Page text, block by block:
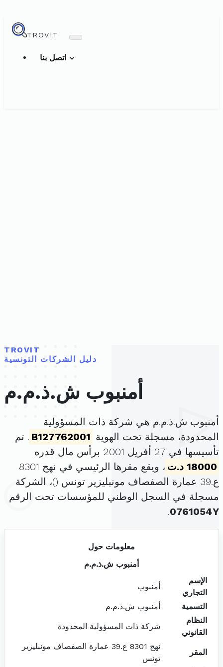
TROVIT
TROVIT
دليل الشركات التونسية
أمنبوب ش.ذ.م.م
أمنبوب ش.ذ.م.م هي شركة ذات المسؤولية
المحدودة، مسجلة تحت الهوية B127762001 . تم
تأسيسها في 27 أفريل 2001 برأس مال قدره
18000 د.ت
، ويقع مقرها الرئيسي في نهج 8301
ع.39 عمارة الصفصاف مونبليزير تونس (
)، الشركة
مسجلة في السجل الوطني للمؤسسات تحت الرقم
0761054Y
.
معلومات حول
أمنبوب ش.ذ.م.م
الإسم
التجاري
أمنبوب
التسمية
أمنبوب ش.ذ.م.م
النظام
القانوني
شركة ذات المسؤولية المحدودة
المقر
نهج 8301 ع.39 عمارة الصفصاف مونبليزير
تونس